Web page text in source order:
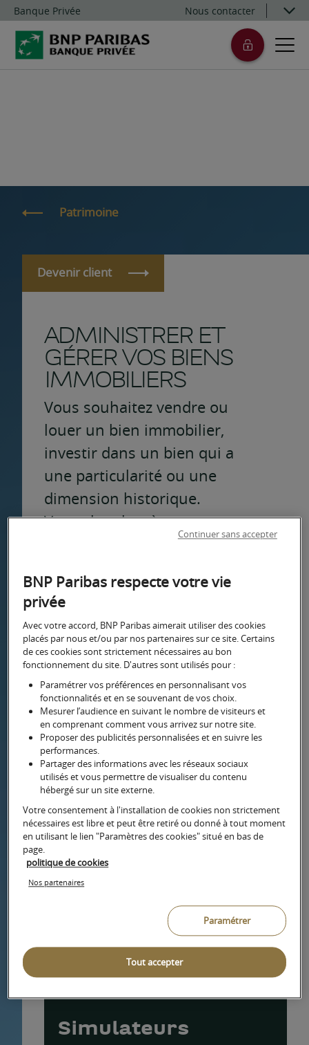
Banque Privée Nous contacter
Patrimoine
Devenir client
ADMINISTRER ET
GÉRER VOS BIENS
IMMOBILIERS
Vous souhaitez vendre ou
louer un bien immobilier,
investir dans un bien qui a
une particularité ou une
dimension historique.
Vous cherchez à structurer
la détention de vos biens
Quels sont les impacts
fiscaux de votre situation
et de vos choix en termes
d'impôt sur le revenu et
d'IFI ?
Immeuble historique
Immeuble historique
Votre bien est ancien… Vous avez
des projets de restauration
immobilière. Il nécessite des
les conditions d’application des
régimes Monument Historique ou
Simulateurs
BNP Paribas respecte votre vie
privée
Avec votre accord, BNP Paribas aimerait utiliser des cookies
placés par nous et/ou par nos partenaires sur ce site. Certains
de ces cookies sont strictement nécessaires au bon
fonctionnement du site. D'autres sont utilisés pour :
Paramétrer vos préférences en personnalisant vos
fonctionnalités et en se souvenant de vos choix.
Mesurer l’audience en suivant le nombre de visiteurs et
en comprenant comment vous arrivez sur notre site.
Proposer des publicités personnalisées et en suivre les
performances.
Partager des informations avec les réseaux sociaux
utilisés et vous permettre de visualiser du contenu
hébergé sur un site externe.
Votre consentement à l'installation de cookies non strictement
nécessaires est libre et peut être retiré ou donné à tout moment
en utilisant le lien "Paramètres des cookies" situé en bas de
page.
politique de cookies
Nos partenaires
Paramétrer
Tout accepter
Continuer sans accepter